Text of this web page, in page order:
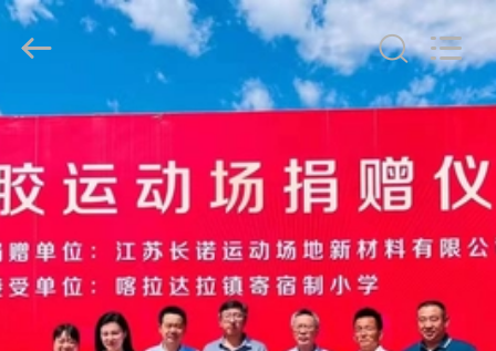
บ้าน
สินค้า
เกี่ยว
JiangSu
ChangNuo
Materials
Rights
Reserved.